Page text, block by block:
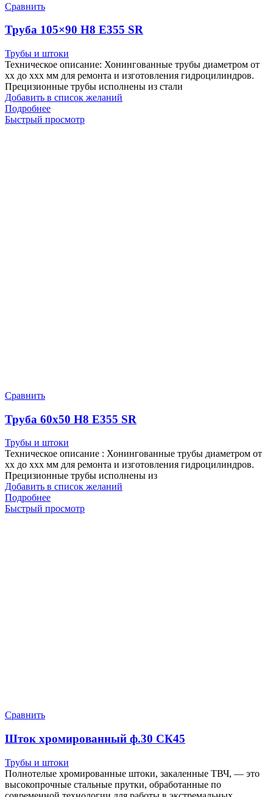
Сравнить
Труба 105×90 H8 E355 SR
Трубы и штоки
Техническое описание: Хонингованные трубы диаметром от
хх до ххх мм для ремонта и изготовления гидроцилиндров.
Прецизионные трубы исполнены из стали
Добавить в список желаний
Подробнее
Быстрый просмотр
Сравнить
Труба 60х50 Н8 Е355 SR
Трубы и штоки
Техническое описание : Хонингованные трубы диаметром от
хх до ххх мм для ремонта и изготовления гидроцилиндров.
Прецизионные трубы исполнены из
Добавить в список желаний
Подробнее
Быстрый просмотр
Сравнить
Шток хромированный ф.30 СК45
Трубы и штоки
Полнотелые хромированные штоки, закаленные ТВЧ, — это
высокопрочные стальные прутки, обработанные по